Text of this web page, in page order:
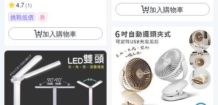
4.7(1)
挑戰低價 券
加入購物車
加入購物車